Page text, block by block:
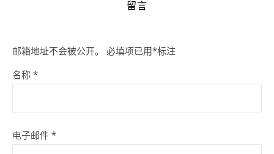
留言
邮箱地址不会被公开。 必填项已用*标注
名称 *
电子邮件 *